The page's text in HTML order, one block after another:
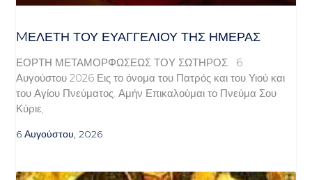
MΕΛΈΤΗ ΤΟΥ ΕΥΑΓΓΕΛΊΟΥ ΤΗΣ ΗΜΈΡΑΣ
ΕΟΡΤΗ ΜΕΤΑΜΟΡΦΩΣΕΩΣ ΤΟΥ ΣΩΤΗΡΟΣ 6
Αυγούστου 2026 Εις το όνομα του Πατρός και του Υιού και
του Αγίου Πνεύματος. Αμήν Επικαλούμαι το Πνεύμα Σου
Κύριε,
6 Αυγούστου, 2026